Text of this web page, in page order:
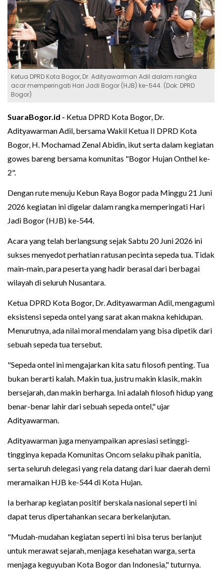
Ketua DPRD Kota Bogor, Dr. Adityawarman Adil dalam rangka
acar memperingati Hari Jadi Bogor (HJB) ke-544. (Dok: DPRD
Bogor)
SuaraBogor.id - Ketua DPRD Kota Bogor, Dr.
Adityawarman Adil, bersama Wakil Ketua II DPRD Kota
Bogor, H. Mochamad Zenal Abidin, ikut serta dalam kegiatan
gowes bareng bersama komunitas "Bogor Hujan Onthel ke-
2".
Dengan rute menuju Kebun Raya Bogor pada Minggu 21 Juni
2026 kegiatan ini digelar dalam rangka memperingati Hari
Jadi Bogor (HJB) ke-544.
Acara yang telah berlangsung sejak Sabtu 20 Juni 2026 ini
sukses menyedot perhatian ratusan pecinta sepeda tua. Tidak
main-main, para peserta yang hadir berasal dari berbagai
wilayah di seluruh Nusantara.
Ketua DPRD Kota Bogor, Dr. Adityawarman Adil, mengagumi
eksistensi sepeda ontel yang sarat akan makna kehidupan.
Menurutnya, ada nilai moral mendalam yang bisa dipetik dari
sebuah sepeda tua tersebut.
"Sepeda ontel ini mengajarkan kita satu filosofi penting. Tua
bukan berarti kalah. Makin tua, justru makin klasik, makin
bersejarah, dan makin berharga. Ini adalah filosofi hidup yang
benar-benar lahir dari sebuah sepeda ontel," ujar
Adityawarman.
Adityawarman juga menyampaikan apresiasi setinggi-
tingginya kepada Komunitas Oncom selaku pihak panitia,
serta seluruh delegasi yang rela datang dari luar daerah demi
meramaikan HJB ke-544 di Kota Hujan.
Ia berharap kegiatan positif berskala nasional seperti ini
dapat terus dipertahankan secara berkelanjutan.
"Mudah-mudahan kegiatan seperti ini bisa terus berlanjut
untuk merawat sejarah, menjaga kesehatan warga, serta
menjaga keguyuban Kota Bogor dan Indonesia," tuturnya.